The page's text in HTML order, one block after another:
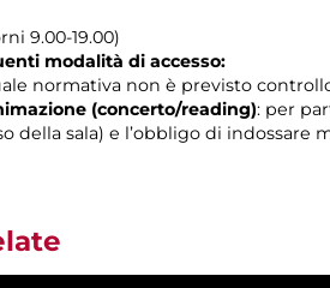
9.00-19.00)
modalità di accesso:
normativa non è previsto
(concerto/reading): per
della sala) e l’obbligo di indossare